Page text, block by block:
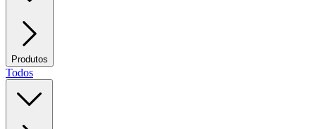
Produtos
Todos